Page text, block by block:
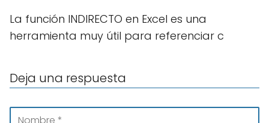
La función INDIRECTO en Excel es una
herramienta muy útil para referenciar c
Deja una respuesta